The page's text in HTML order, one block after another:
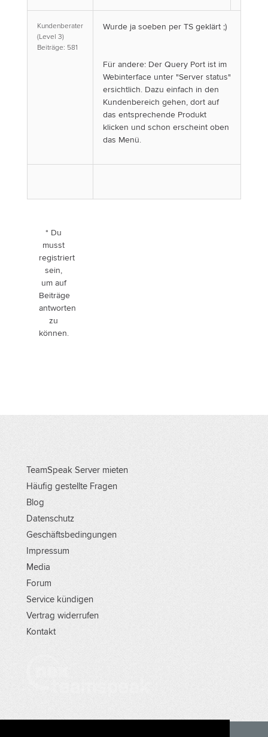
Kundenberater
(Level 3)
Beiträge: 581
Wurde ja soeben per TS geklärt ;)
Für andere: Der Query Port ist im
Webinterface unter "Server status"
ersichtlich. Dazu einfach in den
Kundenbereich gehen, dort auf
das entsprechende Produkt
klicken und schon erscheint oben
das Menü.
* Du
musst
registriert
sein,
um auf
Beiträge
antworten
zu
können.
TeamSpeak Server mieten
Häufig gestellte Fragen
Blog
Datenschutz
Geschäftsbedingungen
Impressum
Media
Forum
Service kündigen
Vertrag widerrufen
Kontakt